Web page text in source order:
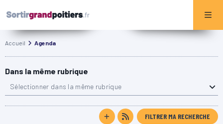
Accueil Agenda
Dans la même rubrique
Sélectionner dans la même rubrique
FILTRER MA RECHERCHE